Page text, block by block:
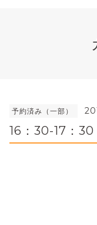
予約済み（一部）
16：30-17：